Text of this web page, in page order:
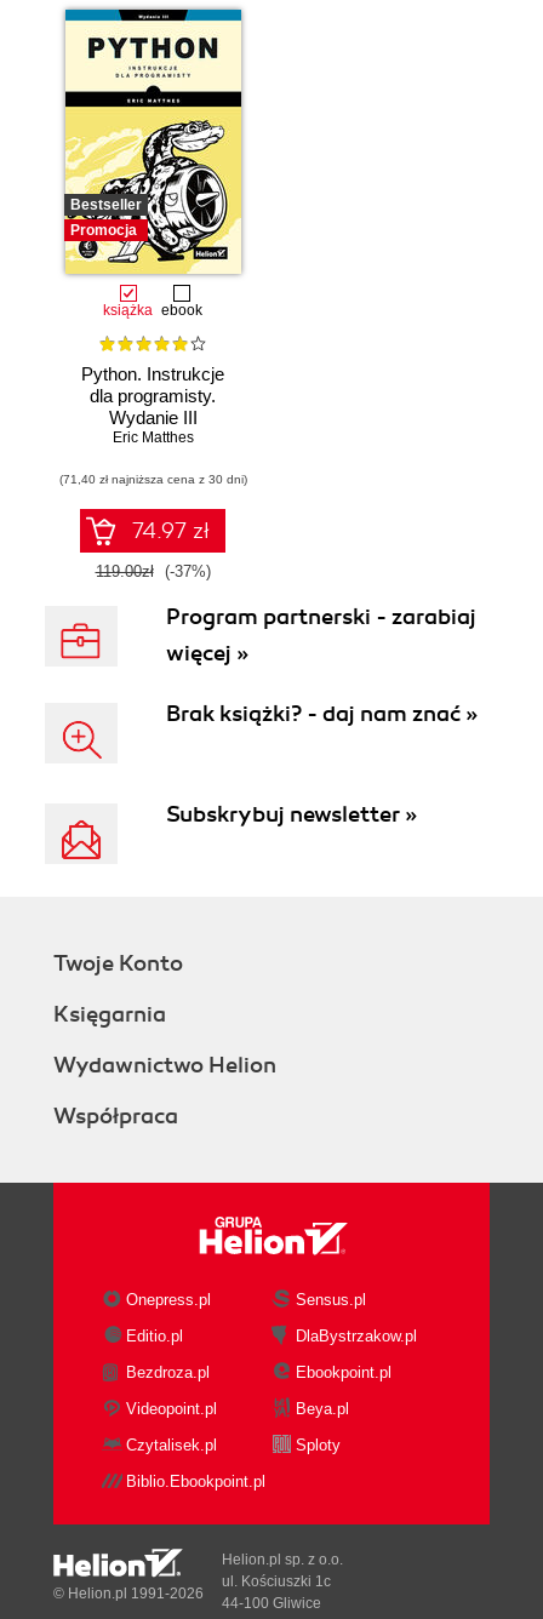
Bestseller
Promocja
książka ebook
Python. Instrukcje
dla programisty.
Wydanie III
Eric Matthes
(71,40 zł najniższa cena z 30 dni)
74.97 zł
119.00zł (-37%)
Program partnerski - zarabiaj
więcej »
Brak książki? - daj nam znać »
Subskrybuj newsletter »
Twoje Konto
Księgarnia
Wydawnictwo Helion
Współpraca
Onepress.pl
Sensus.pl
Editio.pl
DlaBystrzakow.pl
Bezdroza.pl
Ebookpoint.pl
Videopoint.pl
Beya.pl
Czytalisek.pl
Sploty
Biblio.Ebookpoint.pl
© Helion.pl 1991-2026
Helion.pl sp. z o.o.
ul. Kościuszki 1c
44-100 Gliwice